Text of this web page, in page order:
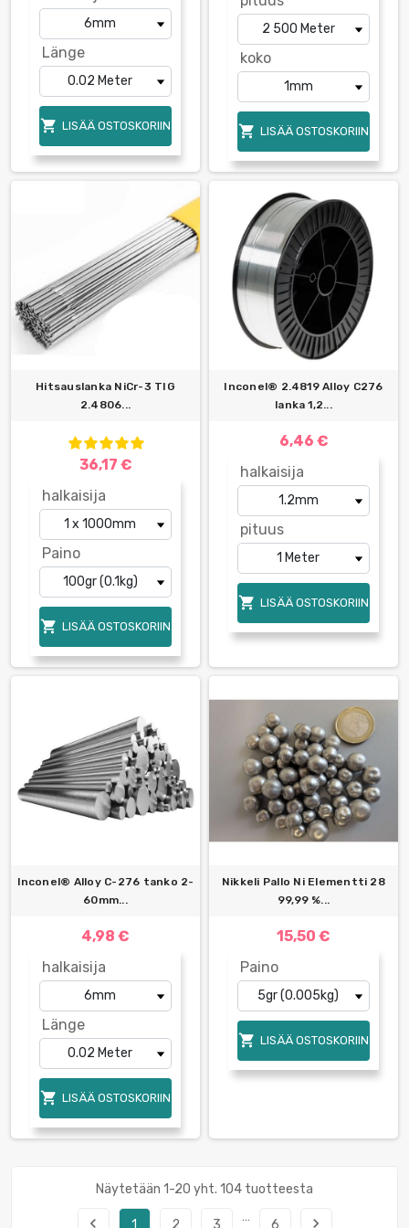
Länge
 LISÄÄ OSTOSKORIIN
koko
 LISÄÄ OSTOSKORIIN
Hitsauslanka NiCr-3 TIG
2.4806...
36,17 €
halkaisija
Paino
 LISÄÄ OSTOSKORIIN
Inconel® 2.4819 Alloy C276
lanka 1,2...
6,46 €
halkaisija
pituus
 LISÄÄ OSTOSKORIIN
Inconel® Alloy С-276 tanko 2-
60mm...
4,98 €
halkaisija
Länge
 LISÄÄ OSTOSKORIIN
Nikkeli Pallo Ni Elementti 28
99,99 %...
15,50 €
Paino
 LISÄÄ OSTOSKORIIN
Näytetään 1-20 yht. 104 tuotteesta
navigate_before 1 2 3
…
6 navigate_next